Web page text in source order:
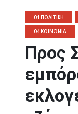
01.ΠΟΛΙΤΙΚΗ
04.ΚΟΙΝΩΝΙΑ
Προς